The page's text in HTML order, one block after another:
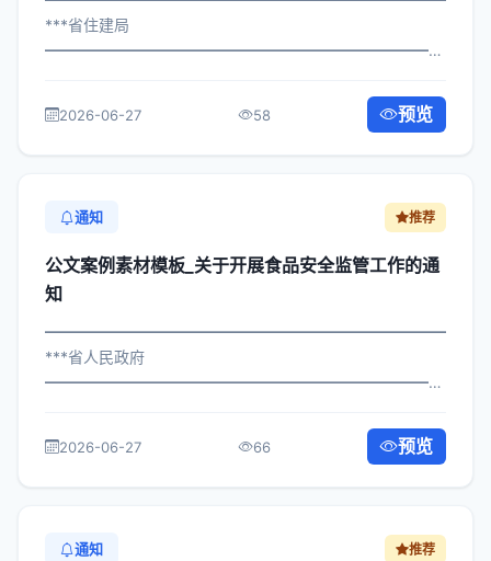
***省住建局
直属机构： 为深入贯彻落实习近平总书...
2026-06-27 58 预览
通知 推荐
公文案例素材模板_关于开展食品安全监管工作的通
知
***省人民政府
直属机构： 为深入贯彻落实习近平总...
2026-06-27 66 预览
通知 推荐